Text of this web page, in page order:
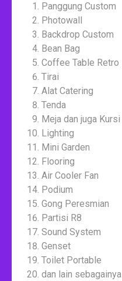
Panggung Custom
Photowall
Backdrop Custom
Bean Bag
Coffee Table Retro
Tirai
Alat Catering
Tenda
Meja dan juga Kursi
Lighting
Mini Garden
Flooring
Air Cooler Fan
Podium
Gong Peresmian
Partisi R8
Sound System
Genset
Toilet Portable
dan lain sebagainya